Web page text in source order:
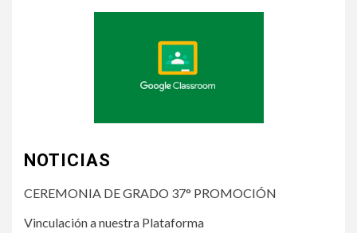
NOTICIAS
CEREMONIA DE GRADO 37° PROMOCIÓN
Vinculación a nuestra Plataforma